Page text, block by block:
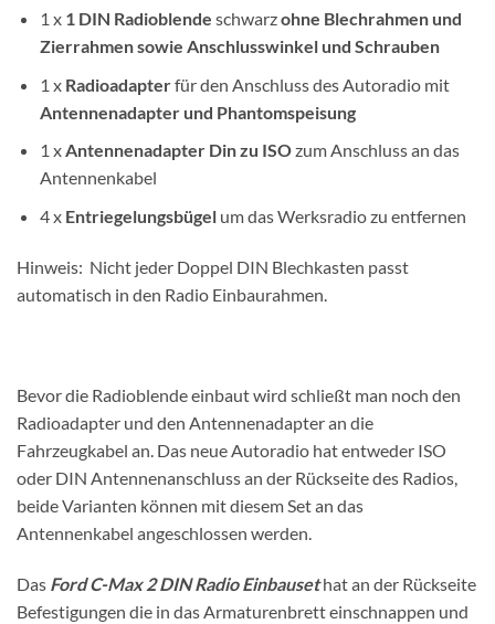
1 x 1 DIN Radioblende schwarzohne Blechrahmen und
Zierrahmen sowie Anschlusswinkel und Schrauben
1 x Radioadapterfür den Anschluss des Autoradio mit
Antennenadapter und Phantomspeisung
1 xAntennenadapter Din zu ISOzum Anschluss an das
Antennenkabel
4 x Entriegelungsbügel um das Werksradio zu entfernen
Hinweis: Nicht jeder Doppel DIN Blechkasten passt
automatisch in den Radio Einbaurahmen.
Bevor die Radioblende einbaut wird schließt man noch den
Radioadapter und den Antennenadapter an die
Fahrzeugkabel an. Das neue Autoradio hat entweder ISO
oder DIN Antennenanschluss an der Rückseite des Radios,
beide Varianten können mit diesem Set an das
Antennenkabel angeschlossen werden.
Das Ford C-Max 2 DIN Radio Einbausethat an der Rückseite
Befestigungen die in das Armaturenbrett einschnappen und